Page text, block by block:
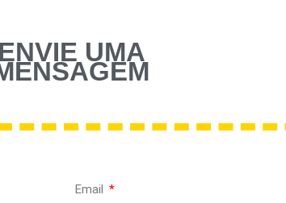
ENVIE UMA
Email